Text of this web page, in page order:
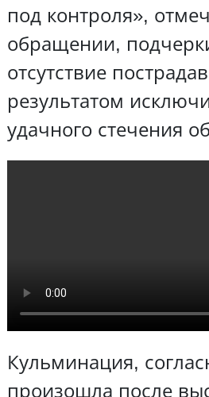
под контроля»,
обращении,
отсутствие
результатом
удачного стечения
Кульминация,
произошла после